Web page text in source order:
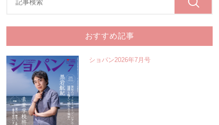
おすすめ記事
ショパン2026年7月号